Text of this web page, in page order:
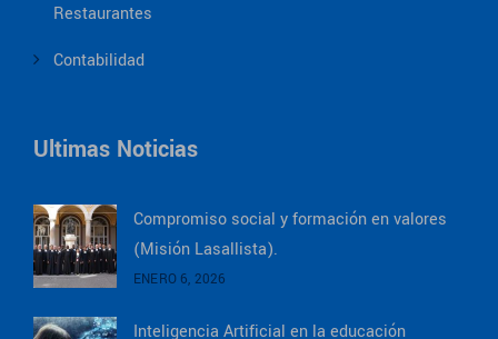
Restaurantes
Contabilidad
Ultimas Noticias
Compromiso social y formación en valores
(Misión Lasallista).
ENERO 6, 2026
Inteligencia Artificial en la educación